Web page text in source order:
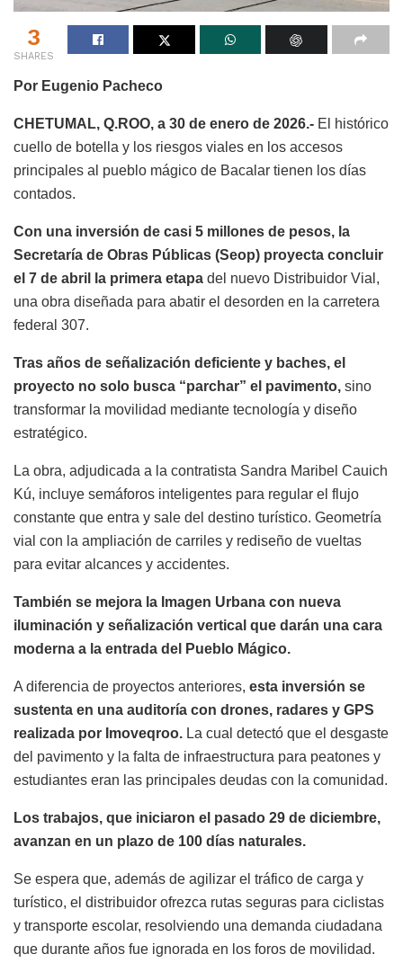
3
SHARES
Por Eugenio Pacheco
CHETUMAL, Q.ROO, a 30 de enero de 2026.- El histórico
cuello de botella y los riesgos viales en los accesos
principales al pueblo mágico de Bacalar tienen los días
contados.
Con una inversión de casi 5 millones de pesos, la
Secretaría de Obras Públicas (Seop) proyecta concluir
el 7 de abril la primera etapa del nuevo Distribuidor Vial,
una obra diseñada para abatir el desorden en la carretera
federal 307.
Tras años de señalización deficiente y baches, el
proyecto no solo busca “parchar” el pavimento, sino
transformar la movilidad mediante tecnología y diseño
estratégico.
La obra, adjudicada a la contratista Sandra Maribel Cauich
Kú, incluye semáforos inteligentes para regular el flujo
constante que entra y sale del destino turístico. Geometría
vial con la ampliación de carriles y rediseño de vueltas
para evitar alcances y accidentes.
También se mejora la Imagen Urbana con nueva
iluminación y señalización vertical que darán una cara
moderna a la entrada del Pueblo Mágico.
A diferencia de proyectos anteriores, esta inversión se
sustenta en una auditoría con drones, radares y GPS
realizada por Imoveqroo. La cual detectó que el desgaste
del pavimento y la falta de infraestructura para peatones y
estudiantes eran las principales deudas con la comunidad.
Los trabajos, que iniciaron el pasado 29 de diciembre,
avanzan en un plazo de 100 días naturales.
Se espera que, además de agilizar el tráfico de carga y
turístico, el distribuidor ofrezca rutas seguras para ciclistas
y transporte escolar, resolviendo una demanda ciudadana
que durante años fue ignorada en los foros de movilidad.